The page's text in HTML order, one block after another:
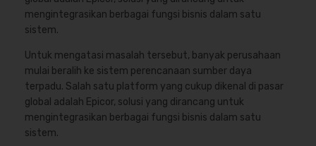
mengintegrasikan berbagai fungsi bisnis dalam satu
sistem.
Untuk mengatasi masalah tersebut, banyak perusahaan
mulai beralih ke sistem perencanaan sumber daya
terpadu. Salah satu platform yang cukup dikenal di pasar
global adalah Epicor, solusi yang dirancang untuk
mengintegrasikan berbagai fungsi bisnis dalam satu
sistem.